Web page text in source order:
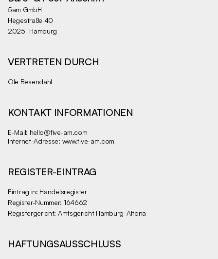
5am GmbH
Hegestraße 40
20251 Hamburg
VERTRETEN DURCH
Ole Besendahl
KONTAKT INFORMATIONEN
E-Mail: hello@five-am.com
Internet-Adresse: www.five-am.com
REGISTER-EINTRAG
Eintrag in: Handelsregister
Register-Nummer: 164662
Registergericht: Amtsgericht Hamburg-Altona
HAFTUNGSAUSSCHLUSS